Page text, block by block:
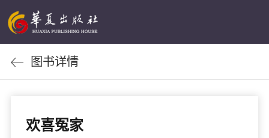
图书详情
欢喜冤家